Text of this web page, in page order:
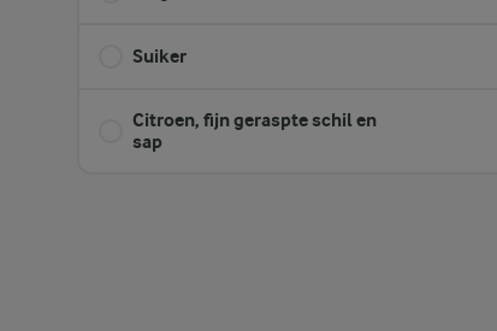
Suiker
Citroen, fijn geraspte schil en
sap